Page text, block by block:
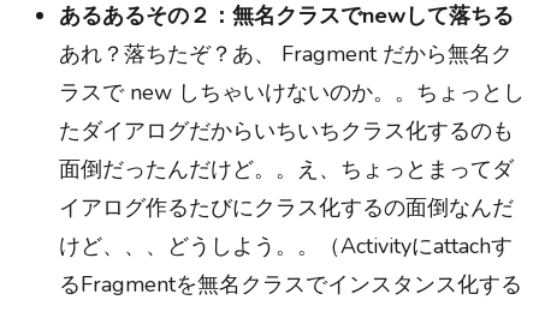
あるあるその２：無名クラスでnewして落ちる
あれ？落ちたぞ？あ、 Fragment だから無名ク
ラスで new しちゃいけないのか。。ちょっとし
たダイアログだからいちいちクラス化するのも
面倒だったんだけど。。え、ちょっとまってダ
イアログ作るたびにクラス化するの面倒なんだ
けど、、、どうしよう。。（Activityにattachす
るFragmentを無名クラスでインスタンス化する